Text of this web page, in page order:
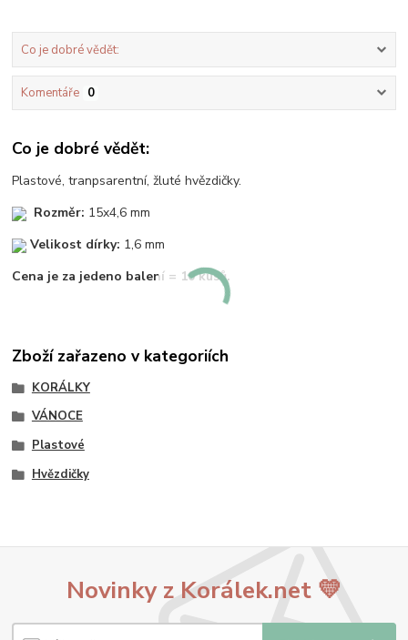
Co je dobré vědět:
Komentáře 0
Co je dobré vědět:
Plastové, tranpsarentní, žluté hvězdičky.
Rozměr: 15x4,6 mm
Velikost dírky: 1,6 mm
Cena je za jedeno balení = 10 kusů.
Zboží zařazeno v kategoriích
KORÁLKY
VÁNOCE
Plastové
Hvězdičky
Novinky z Korálek.net 💛